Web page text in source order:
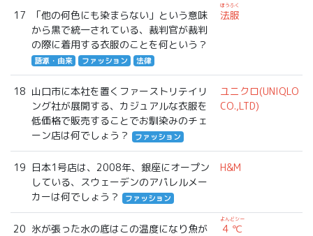
17
「他の何色にも染まらない」という意味
から黒で統一されている、裁判官が裁判
の際に着用する衣服のことを何という？
語源・由来 ファッション 法律
法服
ほうふく
18 山口市に本社を置くファーストリテイリ
ング社が展開する、カジュアルな衣服を
低価格で販売することでお馴染みのチェ
ーン店は何でしょう？
ファッション
ユニクロ(UNIQLO
CO.,LTD)
19 日本1号店は、2008年、銀座にオープン
している、スウェーデンのアパレルメー
カーは何でしょう？
ファッション
H&M
20 氷が張った水の底はこの温度になり魚が
4℃
よんどシー